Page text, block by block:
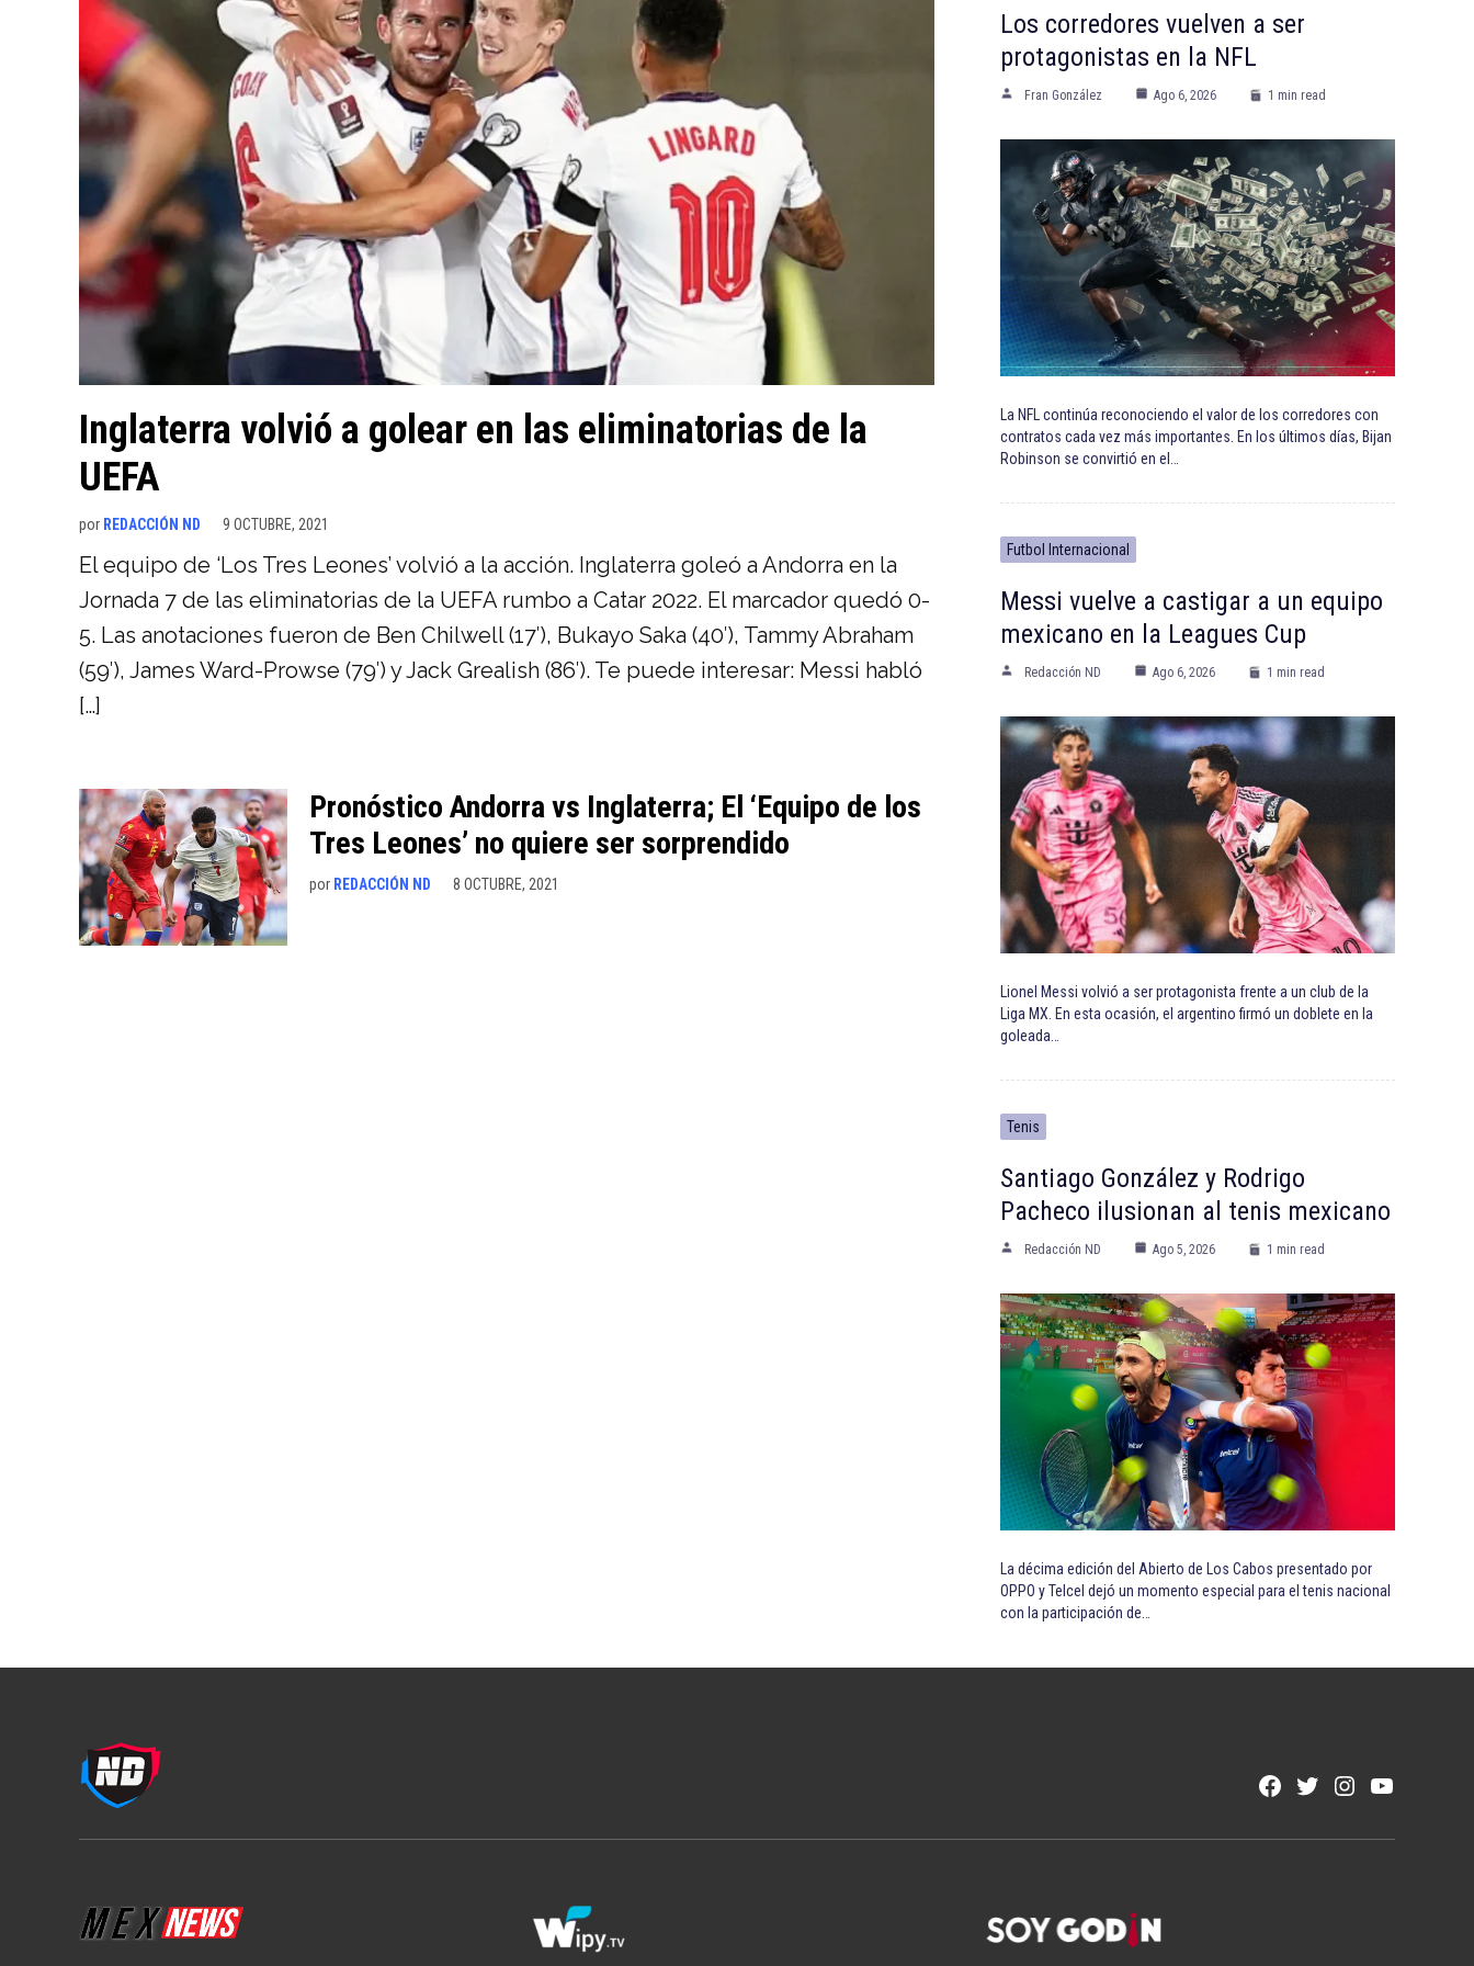
Inglaterra volvió a golear en las eliminatorias de la
UEFA
por REDACCIÓN ND 9 OCTUBRE, 2021
El equipo de ‘Los Tres Leones’ volvió a la acción. Inglaterra goleó a Andorra en la
Jornada 7 de las eliminatorias de la UEFA rumbo a Catar 2022. El marcador quedó 0-
5. Las anotaciones fueron de Ben Chilwell (17′), Bukayo Saka (40′), Tammy Abraham
(59′), James Ward-Prowse (79′) y Jack Grealish (86′). Te puede interesar: Messi habló
[…]
Pronóstico Andorra vs Inglaterra; El ‘Equipo de los
Tres Leones’ no quiere ser sorprendido
por REDACCIÓN ND 8 OCTUBRE, 2021
Los corredores vuelven a ser
protagonistas en la NFL
Fran González Ago 6, 2026 1 min read
La NFL continúa reconociendo el valor de los corredores con
contratos cada vez más importantes. En los últimos días, Bijan
Robinson se convirtió en el…
Futbol Internacional
Messi vuelve a castigar a un equipo
mexicano en la Leagues Cup
Redacción ND Ago 6, 2026 1 min read
Lionel Messi volvió a ser protagonista frente a un club de la
Liga MX. En esta ocasión, el argentino firmó un doblete en la
goleada…
Tenis
Santiago González y Rodrigo
Pacheco ilusionan al tenis mexicano
Redacción ND Ago 5, 2026 1 min read
La décima edición del Abierto de Los Cabos presentado por
OPPO y Telcel dejó un momento especial para el tenis nacional
con la participación de…
Facebook
TwitterInstagram
YouTube